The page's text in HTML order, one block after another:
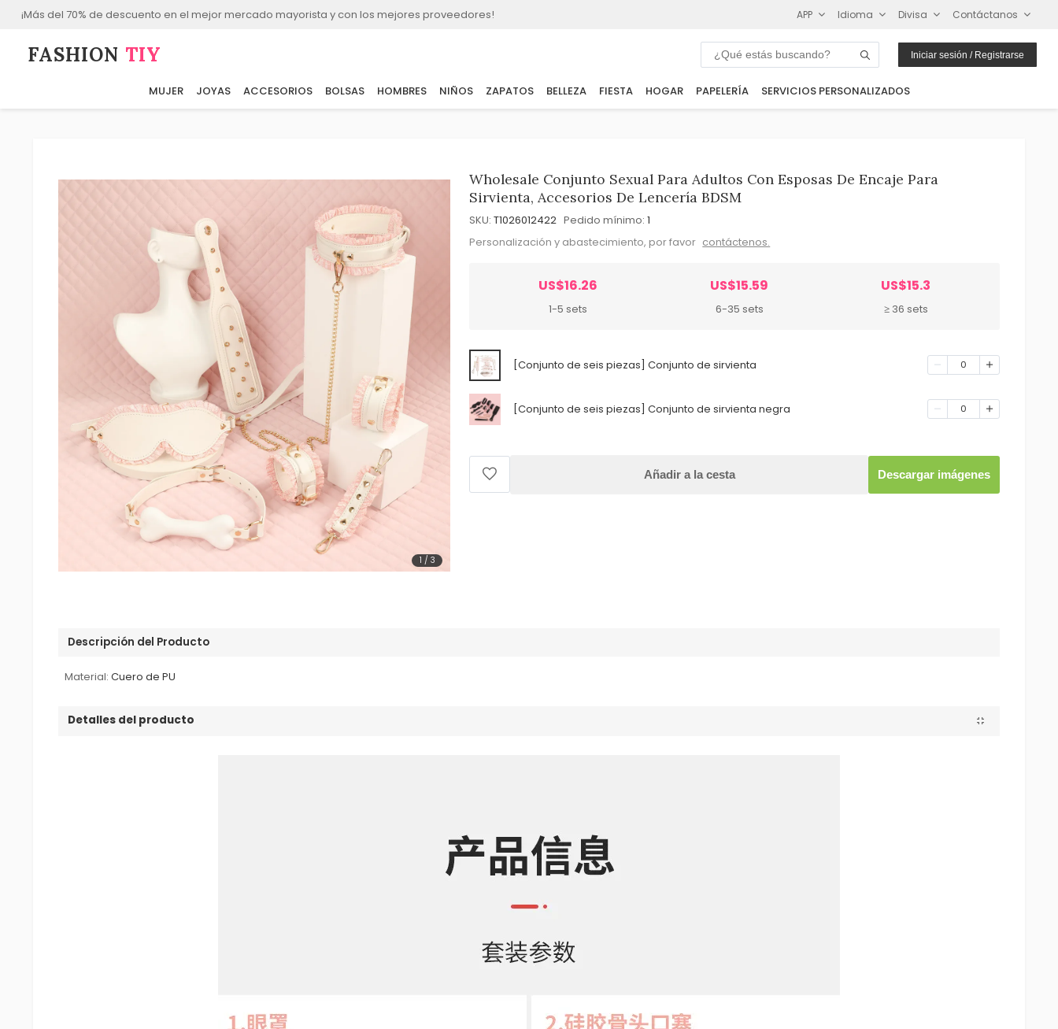
¡Más del 70% de descuento en el mejor mercado mayorista y con los mejores proveedores! APP Idioma Divisa Contáctanos
FASHION⁠ TIY Iniciar sesión / Registrarse
MUJER JOYAS ACCESORIOS BOLSAS HOMBRES NIÑOS ZAPATOS BELLEZA FIESTA HOGAR PAPELERÍA SERVICIOS PERSONALIZADOS
1 / 3
Wholesale Conjunto Sexual Para Adultos Con Esposas De Encaje Para
Sirvienta, Accesorios De Lencería BDSM
SKU: T1026012422 Pedido mínimo: 1
Personalización y abastecimiento, por favor contáctenos.
US$16.26
1-5 sets
US$15.59
6-35 sets
US$15.3
≥ 36 sets
[Conjunto de seis piezas] Conjunto de sirvienta 0
[Conjunto de seis piezas] Conjunto de sirvienta negra 0
Añadir a la cesta Descargar imágenes
Descripción del Producto
Material: Cuero de PU
Detalles del producto